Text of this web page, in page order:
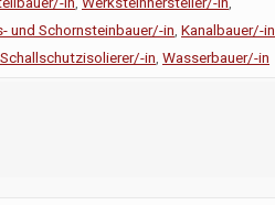
und Schornsteinbauer/-in Kanalbauer/-in
in Wasserbauer/-in